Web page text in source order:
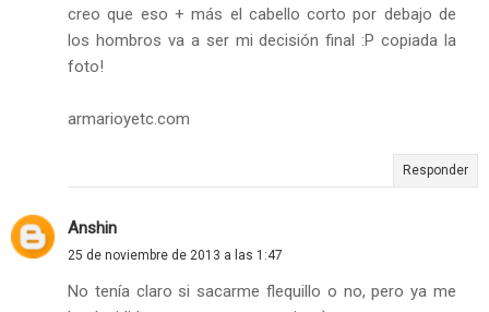
creo que eso + más el cabello corto por debajo de
los hombros va a ser mi decisión final :P copiada la
foto!
armarioyetc.com
Responder
Anshin
25 de noviembre de 2013 a las 1:47
No tenía claro si sacarme flequillo o no, pero ya me